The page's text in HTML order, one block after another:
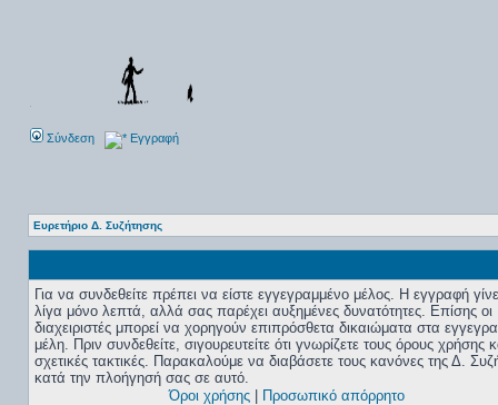
Σύνδεση Εγγραφή
Ευρετήριο Δ. Συζήτησης
Για να συνδεθείτε πρέπει να είστε εγγεγραμμένο μέλος. Η εγγραφή
λίγα μόνο λεπτά, αλλά σας παρέχει αυξημένες δυνατότητες. Επίσης οι
διαχειριστές μπορεί να χορηγούν επιπρόσθετα δικαιώματα στα
μέλη. Πριν συνδεθείτε, σιγουρευτείτε ότι γνωρίζετε τους όρους χρήσης
σχετικές τακτικές. Παρακαλούμε να διαβάσετε τους κανόνες της Δ.
κατά την πλοήγησή σας σε αυτό.
Όροι χρήσης| Προσωπικό απόρρητο